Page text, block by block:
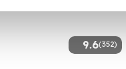
9.6(352)